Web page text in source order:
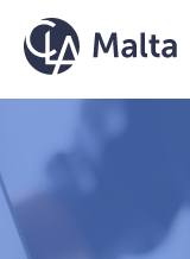
İçeriğe geç